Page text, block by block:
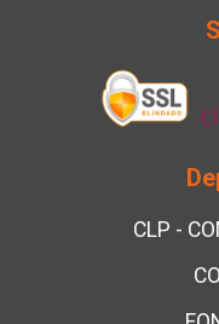
CLP -